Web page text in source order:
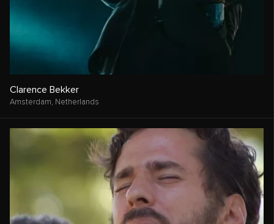
Clarence Bekker
Amsterdam, Netherlands